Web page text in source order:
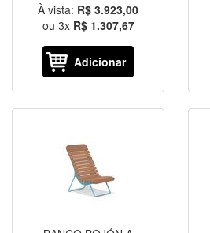
À vista: R$ 3.923,00
ou 3x R$ 1.307,67
Adicionar